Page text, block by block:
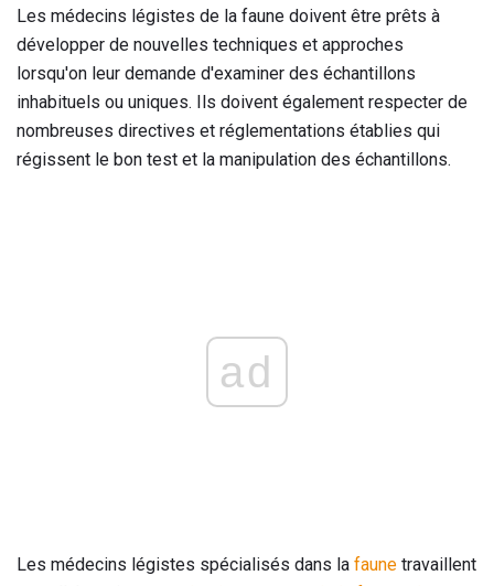
Les médecins légistes de la faune doivent être prêts à
développer de nouvelles techniques et approches
lorsqu'on leur demande d'examiner des échantillons
inhabituels ou uniques. Ils doivent également respecter de
nombreuses directives et réglementations établies qui
régissent le bon test et la manipulation des échantillons.
ad
Les médecins légistes spécialisés dans la faune travaillent